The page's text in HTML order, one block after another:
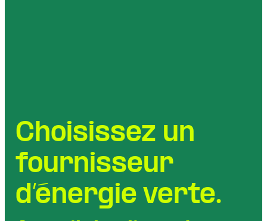
Choisissez un
fournisseur
d’énergie verte.